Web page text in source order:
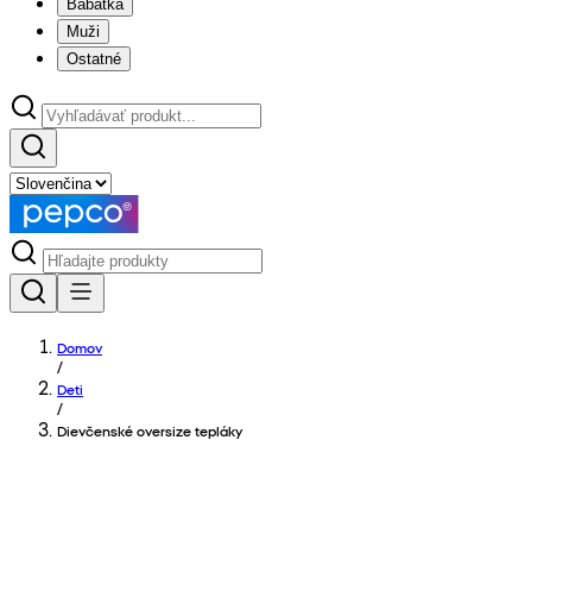
Bábätká
Muži
Ostatné
Domov
/
Deti
/
Dievčenské oversize tepláky